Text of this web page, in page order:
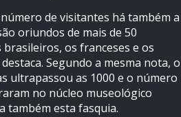
de visitantes há também a
oriundos de mais de 50
os franceses e os
Segundo a mesma nota, o
ultrapassou as 1000 e o número
no núcleo museológico
também esta fasquia.